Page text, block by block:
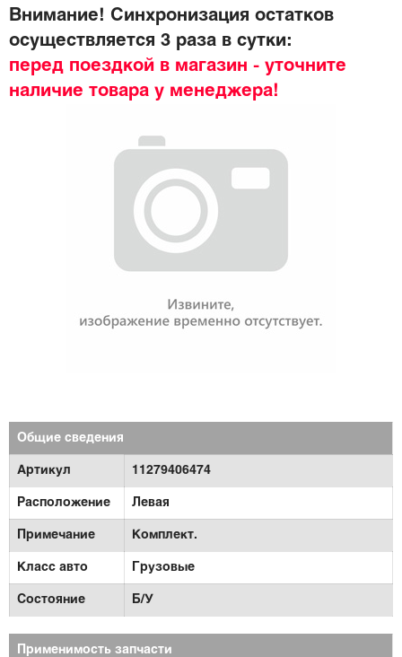
Внимание! Синхронизация остатков
осуществляется 3 раза в сутки:
перед поездкой в магазин - уточните
наличие товара у менеджера!
Общие сведения
Артикул 11279406474
Расположение Левая
Примечание Комплект.
Класс авто Грузовые
Состояние Б/У
Применимость запчасти